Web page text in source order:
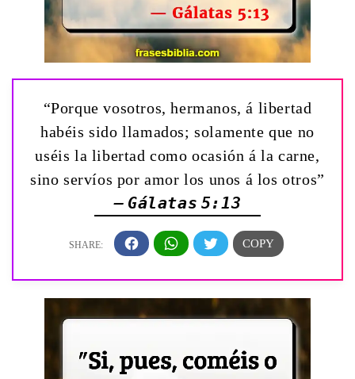
“Porque vosotros, hermanos, á libertad
habéis sido llamados; solamente que no
uséis la libertad como ocasión á la carne,
sino servíos por amor los unos á los otros”
— Gálatas 5:13